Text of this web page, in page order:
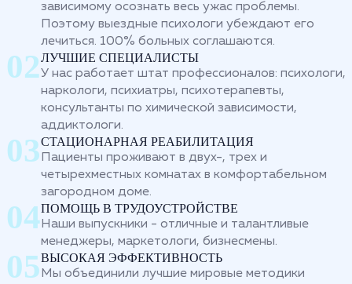
зависимому осознать весь ужас проблемы.
Поэтому выездные психологи убеждают его
лечиться. 100% больных соглашаются.
ЛУЧШИЕ СПЕЦИАЛИСТЫ
У нас работает штат профессионалов: психологи,
наркологи, психиатры, психотерапевты,
консультанты по химической зависимости,
аддиктологи.
СТАЦИОНАРНАЯ РЕАБИЛИТАЦИЯ
Пациенты проживают в двух-, трех и
четырехместных комнатах в комфортабельном
загородном доме.
ПОМОЩЬ В ТРУДОУСТРОЙСТВЕ
Наши выпускники - отличные и талантливые
менеджеры, маркетологи, бизнесмены.
ВЫСОКАЯ ЭФФЕКТИВНОСТЬ
Мы объединили лучшие мировые методики